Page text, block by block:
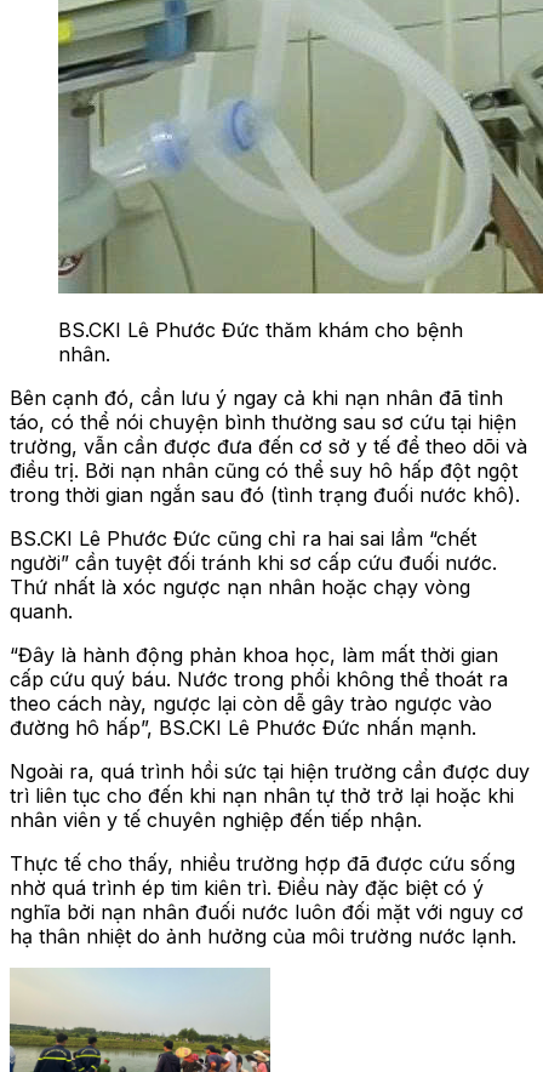
BS.CKI Lê Phước Đức thăm khám cho bệnh
nhân.
Bên cạnh đó, cần lưu ý ngay cả khi nạn nhân đã tỉnh
táo, có thể nói chuyện bình thường sau sơ cứu tại hiện
trường, vẫn cần được đưa đến cơ sở y tế để theo dõi và
điều trị. Bởi nạn nhân cũng có thể suy hô hấp đột ngột
trong thời gian ngắn sau đó (tình trạng đuối nước khô).
BS.CKI Lê Phước Đức cũng chỉ ra hai sai lầm “chết
người” cần tuyệt đối tránh khi sơ cấp cứu đuối nước.
Thứ nhất là xóc ngược nạn nhân hoặc chạy vòng
quanh.
“Đây là hành động phản khoa học, làm mất thời gian
cấp cứu quý báu. Nước trong phổi không thể thoát ra
theo cách này, ngược lại còn dễ gây trào ngược vào
đường hô hấp”, BS.CKI Lê Phước Đức nhấn mạnh.
Ngoài ra, quá trình hồi sức tại hiện trường cần được duy
trì liên tục cho đến khi nạn nhân tự thở trở lại hoặc khi
nhân viên y tế chuyên nghiệp đến tiếp nhận.
Thực tế cho thấy, nhiều trường hợp đã được cứu sống
nhờ quá trình ép tim kiên trì. Điều này đặc biệt có ý
nghĩa bởi nạn nhân đuối nước luôn đối mặt với nguy cơ
hạ thân nhiệt do ảnh hưởng của môi trường nước lạnh.